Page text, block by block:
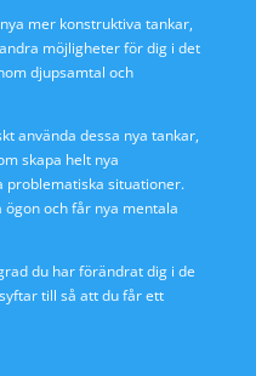
mer konstruktiva tankar,
möjligheter för dig i det
djupsamtal och
använda dessa nya tankar,
skapa helt nya
problematiska situationer.
och får nya mentala
du har förändrat dig i de
till så att du får ett